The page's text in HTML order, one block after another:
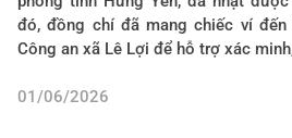
đó, đồng chí đã mang chiếc ví
Công an xã Lê Lợi để hỗ trợ xác
01/06/2026